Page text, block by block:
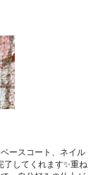
ースコート、ネイル
了してくれます✨重ね